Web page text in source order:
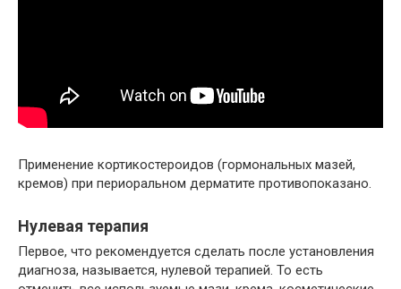
Применение кортикостероидов (гормональных мазей,
кремов) при периоральном дерматите противопоказано.
Нулевая терапия
Первое, что рекомендуется сделать после установления
диагноза, называется, нулевой терапией. То есть